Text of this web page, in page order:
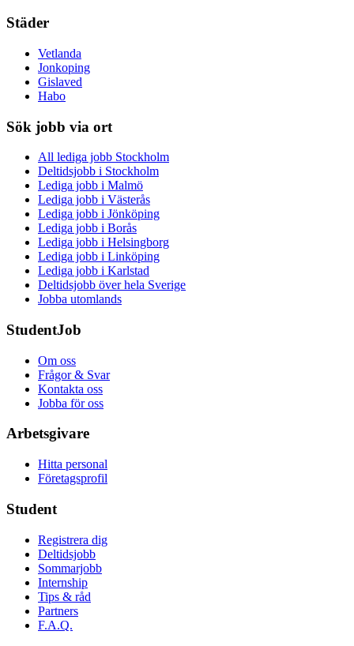
Städer
Vetlanda
Jonkoping
Gislaved
Habo
Sök jobb via ort
All lediga jobb Stockholm
Deltidsjobb i Stockholm
Lediga jobb i Malmö
Lediga jobb i Västerås
Lediga jobb i Jönköping
Lediga jobb i Borås
Lediga jobb i Helsingborg
Lediga jobb i Linköping
Lediga jobb i Karlstad
Deltidsjobb över hela Sverige
Jobba utomlands
StudentJob
Om oss
Frågor & Svar
Kontakta oss
Jobba för oss
Arbetsgivare
Hitta personal
Företagsprofil
Student
Registrera dig
Deltidsjobb
Sommarjobb
Internship
Tips & råd
Partners
F.A.Q.